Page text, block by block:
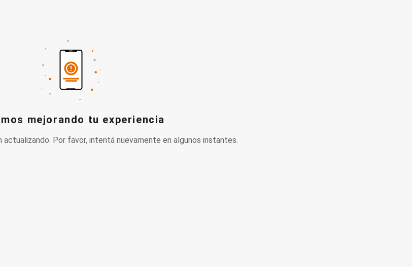
mejorando tu experiencia
Por favor, intentá nuevamente en algunos instantes.